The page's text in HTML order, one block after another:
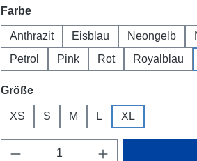
Farbeauswählen
Anthrazit Eisblau Neongelb
Petrol
Pink Rot Royalblau
Größeauswählen
XS S M L XL
Produkt Anzahl: Gib den